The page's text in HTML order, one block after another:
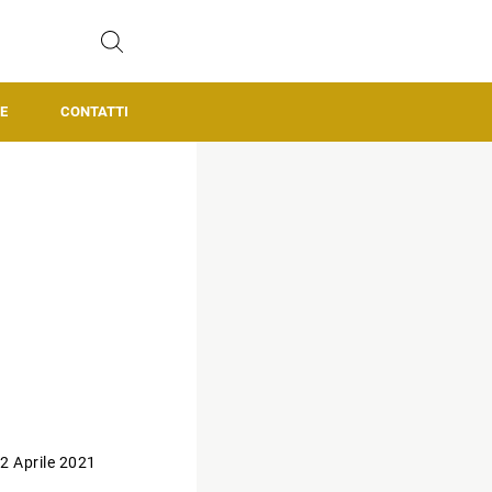
CONTATTI
Aprile 2021